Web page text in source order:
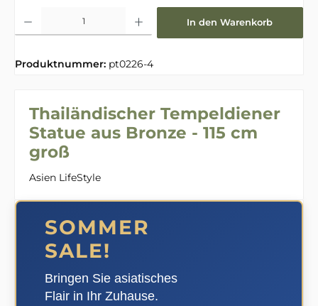
In den Warenkorb
Produktnummer: pt0226-4
Thailändischer Tempeldiener
Statue aus Bronze - 115 cm
groß
Asien LifeStyle
SOMMER
SALE!
Bringen Sie asiatisches
Flair in Ihr Zuhause.